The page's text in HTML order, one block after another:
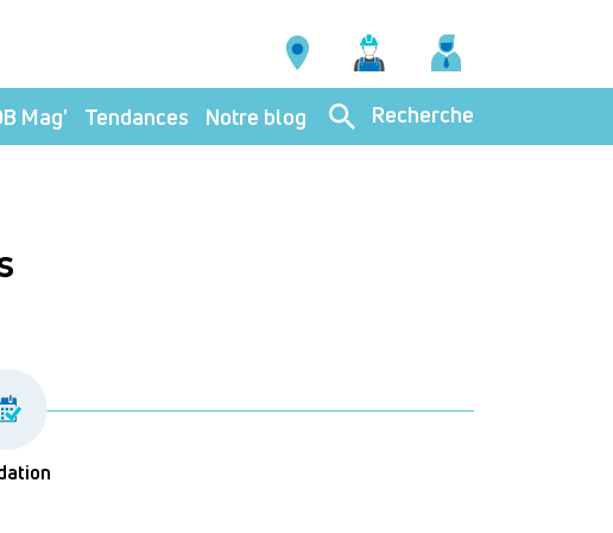
Mag' Tendances Notre blog Recherche